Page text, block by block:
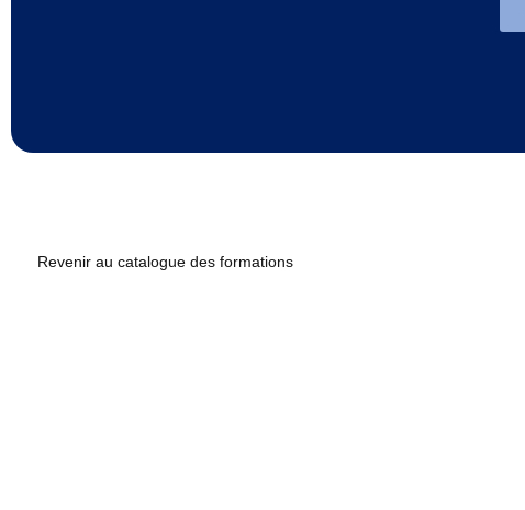
Revenir au catalogue des formations